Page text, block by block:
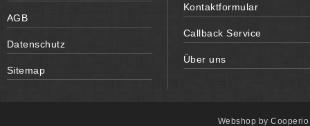
AGB
Datenschutz
Sitemap
Kontaktformular
Callback Service
Über uns
Webshop by